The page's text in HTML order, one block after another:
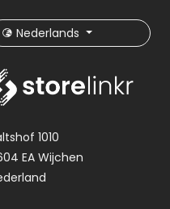
Nederlands
1010
EA Wijchen